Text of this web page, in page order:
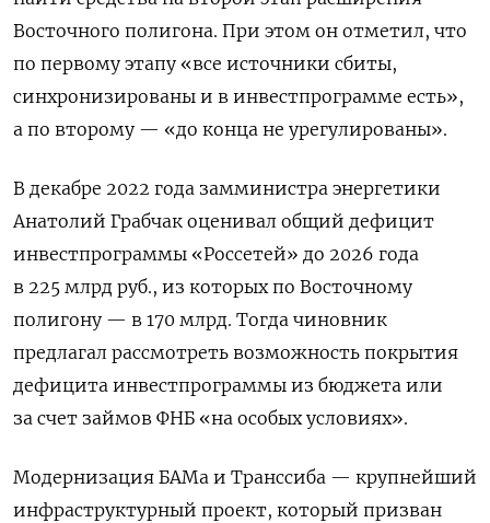
Восточного полигона. При этом он отметил, что
по первому этапу «все источники сбиты,
синхронизированы и в инвестпрограмме есть»,
а по второму — «до конца не урегулированы».
В декабре 2022 года замминистра энергетики
Анатолий Грабчак оценивал общий дефицит
инвестпрограммы «Россетей» до 2026 года
в 225 млрд руб., из которых по Восточному
полигону — в 170 млрд. Тогда чиновник
предлагал рассмотреть возможность покрытия
дефицита инвестпрограммы из бюджета или
за счет займов ФНБ «на особых условиях».
Модернизация БАМа и Транссиба — крупнейший
инфраструктурный проект, который призван